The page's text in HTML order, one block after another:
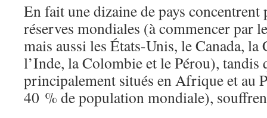
En fait une dizaine de pays concentrent
réserves mondiales (à commencer par
mais aussi les États-Unis, le Canada, la
l’Inde, la Colombie et le Pérou), tandis
principalement situés en Afrique et au
40 % de population mondiale),